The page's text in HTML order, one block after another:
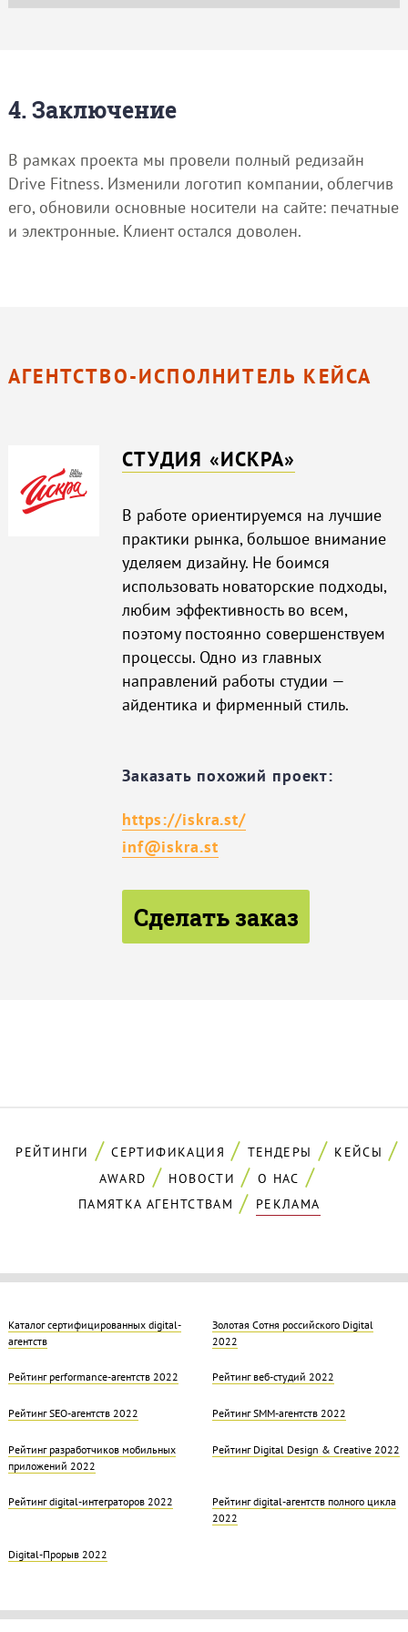
4. Заключение
В рамках проекта мы провели полный редизайн
Drive Fitness. Изменили логотип компании, облегчив
его, обновили основные носители на сайте: печатные
и электронные. Клиент остался доволен.
АГЕНТСТВО-ИСПОЛНИТЕЛЬ КЕЙСА
CТУДИЯ «ИСКРА»
В работе ориентируемся на лучшие
практики рынка, большое внимание
уделяем дизайну. Не боимся
использовать новаторские подходы,
любим эффективность во всем,
поэтому постоянно совершенствуем
процессы. Одно из главных
направлений работы студии —
айдентика и фирменный стиль.
Заказать похожий проект:
https://iskra.st/
inf@iskra.st
Сделать заказ
РЕЙТИНГИ СЕРТИФИКАЦИЯ ТЕНДЕРЫ
КЕЙСЫ
AWARD
НОВОСТИ
О НАС
ПАМЯТКА АГЕНТСТВАМ
РЕКЛАМА
Каталог сертифицированных digital-
агентств
Золотая Cотня российского Digital
2022
Рейтинг performance-агентств 2022 Рейтинг веб-студий 2022
Рейтинг SEO-агентств 2022 Рейтинг SMM-агентств 2022
Рейтинг разработчиков мобильных
приложений 2022
Рейтинг Digital Design & Creative 2022
Рейтинг digital-интеграторов 2022
Рейтинг digital-агентств полного цикла
2022
Digital-Прорыв 2022